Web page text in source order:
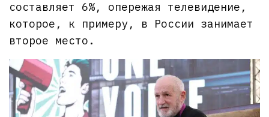
составляет 6%, опережая телевидение,
которое, к примеру, в России занимает
второе место.